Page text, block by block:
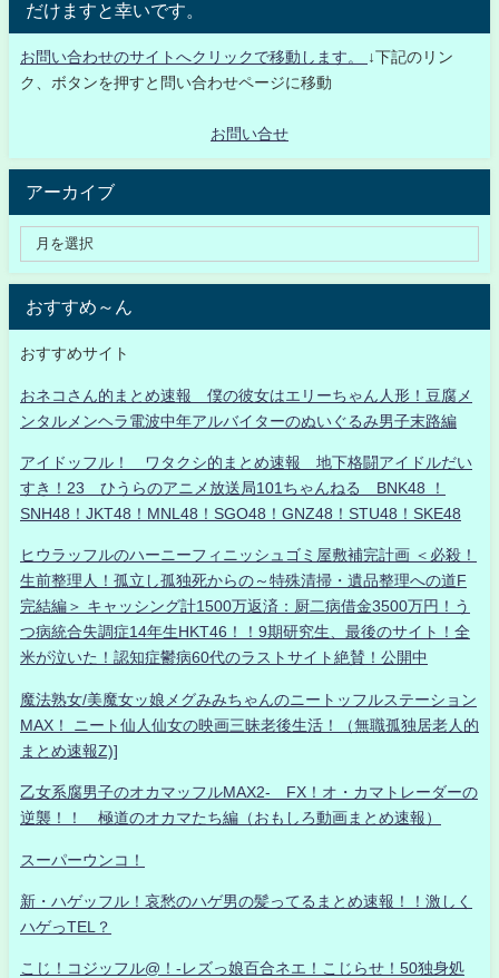
だけますと幸いです。
お問い合わせのサイトへクリックで移動します。
↓下記のリン
ク、ボタンを押すと問い合わせページに移動
お問い合せ
アーカイブ
おすすめ～ん
おすすめサイト
おネコさん的まとめ速報 僕の彼女はエリーちゃん人形！豆腐メ
ンタルメンヘラ電波中年アルバイターのぬいぐるみ男子末路編
アイドッフル！ ワタクシ的まとめ速報 地下格闘アイドルだい
すき！23 ひうらのアニメ放送局101ちゃんねる BNK48 ！
SNH48！JKT48！MNL48！SGO48！GNZ48！STU48！SKE48
ヒウラッフルのハーニーフィニッシュゴミ屋敷補完計画 ＜必殺！
生前整理人！孤立し孤独死からの～特殊清掃・遺品整理への道F
完結編＞ キャッシング計1500万返済：厨二病借金3500万円！う
つ病統合失調症14年生HKT46！！9期研究生、最後のサイト！全
米が泣いた！認知症鬱病60代のラストサイト絶賛！公開中
魔法熟女/美魔女ッ娘メグみみちゃんのニートッフルステーション
MAX！ ニート仙人仙女の映画三昧老後生活！（無職孤独居老人的
まとめ速報Z)]
乙女系腐男子のオカマッフルMAX2- FX！オ・カマトレーダーの
逆襲！！ 極道のオカマたち編（おもしろ動画まとめ速報）
スーパーウンコ！
新・ハゲッフル！哀愁のハゲ男の髪ってるまとめ速報！！激しく
ハゲっTEL？
こじ！コジッフル@！-レズっ娘百合ネエ！こじらせ！50独身処